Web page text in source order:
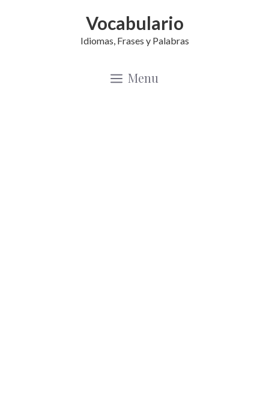
Vocabulario
Idiomas, Frases y Palabras
Menu